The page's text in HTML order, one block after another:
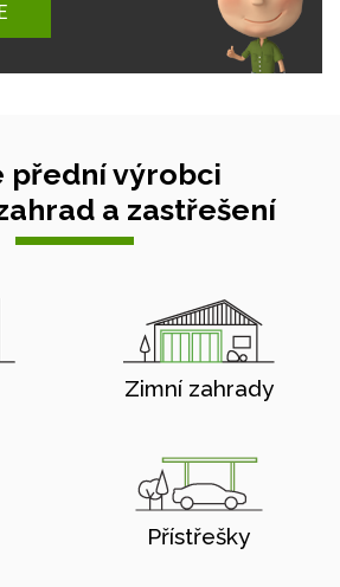
přední výrobci
a zastřešení
Zimní zahrady
Přístřešky